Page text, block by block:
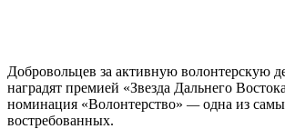
Добровольцев за активную волонтерскую
наградят премией «Звезда Дальнего
номинация «Волонтерство» —одна из
востребованных.